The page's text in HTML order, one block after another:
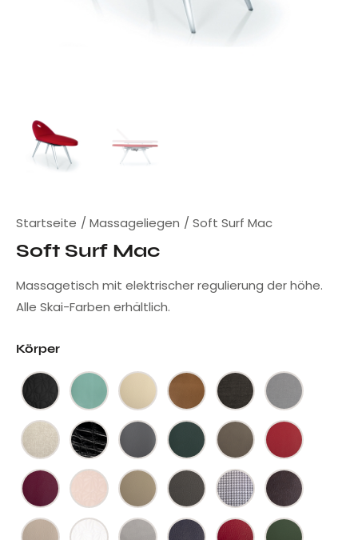
Startseite Massageliegen Soft Surf Mac
Soft Surf Mac
Massagetisch mit elektrischer regulierung der höhe.
Alle Skai-Farben erhältlich.
Körper